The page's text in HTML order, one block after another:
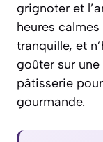
grignoter et
heures
tranquille, et
goûter sur une
pâtisserie
gourmande.